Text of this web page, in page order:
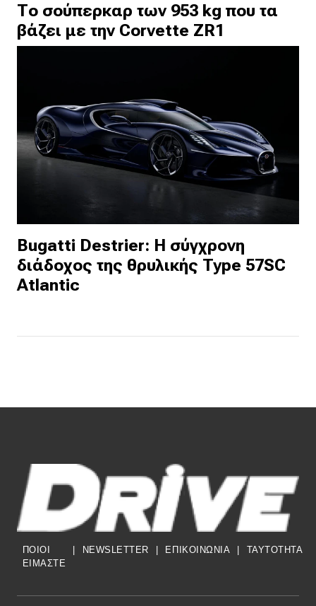
Το σούπερκαρ των 953 kg που τα
βάζει με την Corvette ZR1
Bugatti Destrier: Η σύγχρονη
διάδοχος της θρυλικής Type 57SC
Atlantic
ΠΟΙΟΙ
ΕΙΜΑΣΤΕ
| NEWSLETTER | ΕΠΙΚΟΙΝΩΝΙΑ | TAYTOTHTA